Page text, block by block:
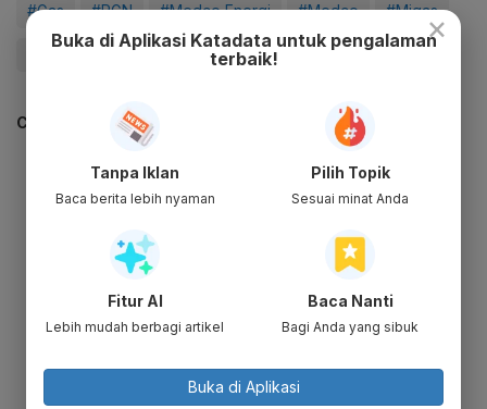
#Gas #PGN #Medco Energi #Medco #Migas
CEK JUGA DATA INI
×
Buka di Aplikasi Katadata untuk pengalaman
terbaik!
Tanpa Iklan
Baca berita lebih nyaman
Pilih Topik
Sesuai minat Anda
Fitur AI
Lebih mudah berbagi artikel
Baca Nanti
Bagi Anda yang sibuk
Buka di Aplikasi